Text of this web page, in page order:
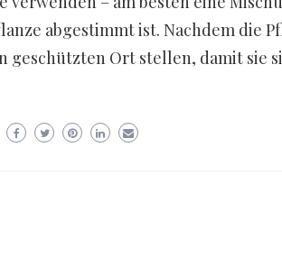
abgestimmt ist. Nachdem die
geschützten Ort stellen, damit sie